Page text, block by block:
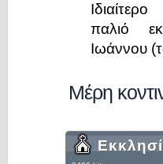
παλιό
Ιωάννου
Μέρη